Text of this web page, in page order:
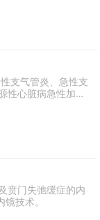
支气管炎、急性支
性心脏病急性加重
部感染性疾病。
贲门失弛缓症的内
技术。